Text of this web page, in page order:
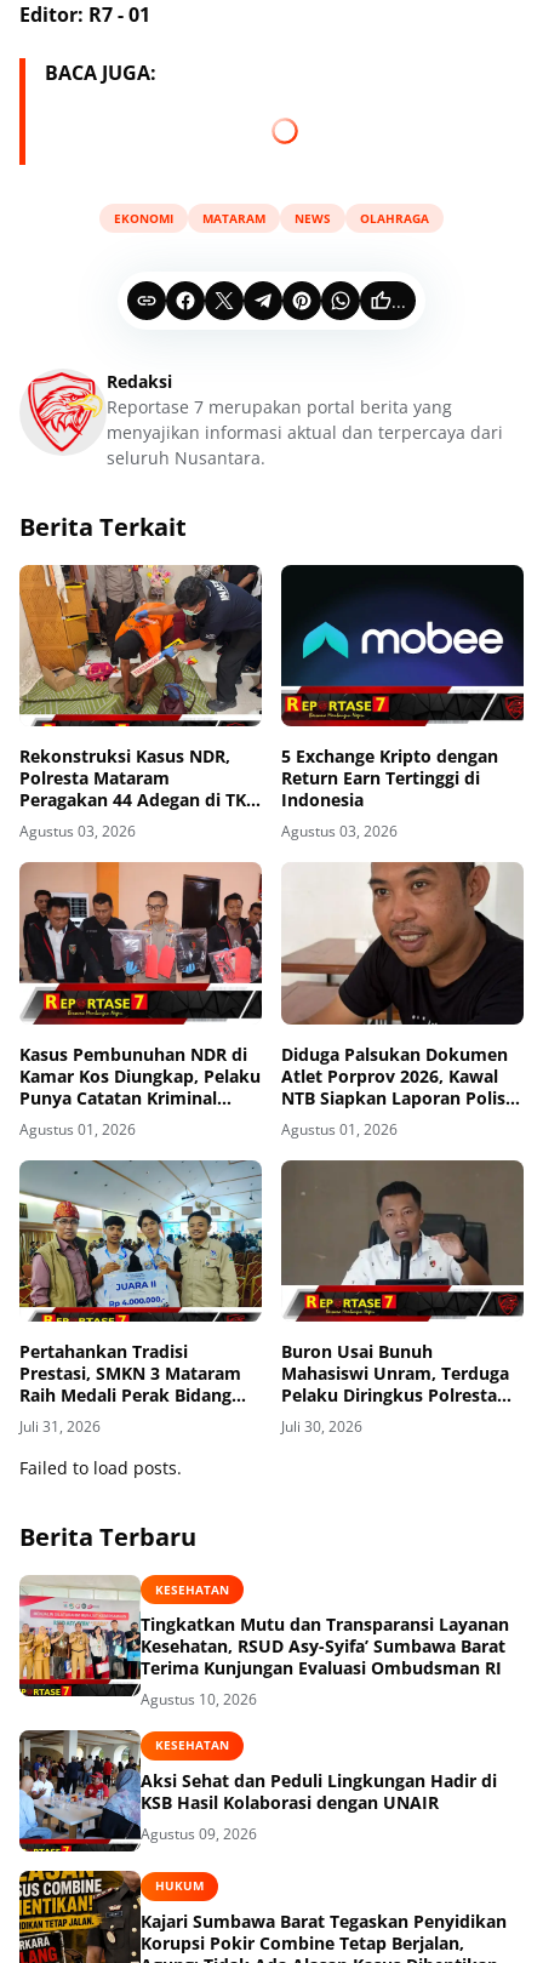
Editor: R7 - 01
BACA JUGA:
EKONOMI MATARAM NEWS OLAHRAGA
...
Redaksi
Reportase 7 merupakan portal berita yang
menyajikan informasi aktual dan terpercaya dari
seluruh Nusantara.
Berita Terkait
Rekonstruksi Kasus NDR,
Polresta Mataram
Peragakan 44 Adegan di TKP
Kos Gomong
Agustus 03, 2026
5 Exchange Kripto dengan
Return Earn Tertinggi di
Indonesia
Agustus 03, 2026
Kasus Pembunuhan NDR di
Kamar Kos Diungkap, Pelaku
Punya Catatan Kriminal
Kekerasan
Agustus 01, 2026
Diduga Palsukan Dokumen
Atlet Porprov 2026, Kawal
NTB Siapkan Laporan Polisi
ke Polda NTB
Agustus 01, 2026
Pertahankan Tradisi
Prestasi, SMKN 3 Mataram
Raih Medali Perak Bidang
Robotics di LKS Tingkat
Provinsi 2026
Juli 31, 2026
Buron Usai Bunuh
Mahasiswi Unram, Terduga
Pelaku Diringkus Polresta
Mataram di Gomong
Juli 30, 2026
Failed to load posts.
Berita Terbaru
KESEHATAN
Tingkatkan Mutu dan Transparansi Layanan
Kesehatan, RSUD Asy-Syifa’ Sumbawa Barat
Terima Kunjungan Evaluasi Ombudsman RI
Agustus 10, 2026
KESEHATAN
Aksi Sehat dan Peduli Lingkungan Hadir di
KSB Hasil Kolaborasi dengan UNAIR
Agustus 09, 2026
HUKUM
Kajari Sumbawa Barat Tegaskan Penyidikan
Korupsi Pokir Combine Tetap Berjalan,